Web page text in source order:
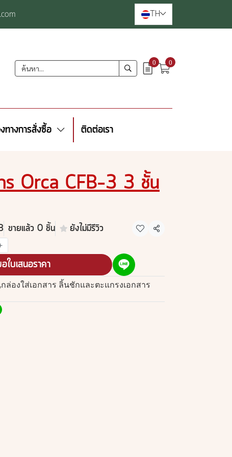
TH
0 0
ทางการสั่งซื้อ ติดต่อเรา
าร Orca CFB-3 3 ชั้น
ขายแล้ว 0 ชิ้น ยังไม่มีรีวิว
แชร์
ใบเสนอราคา
,กล่องใส่เอกสาร ลิ้นชักและตะแกรงเอกสาร